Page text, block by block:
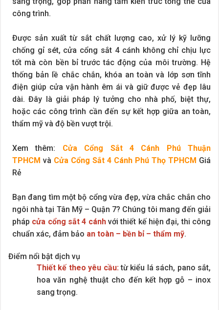
công trình.
Được sản xuất từ sắt chất lượng cao, xử lý kỹ lưỡng
chống gỉ sét, cửa cổng sắt 4 cánh không chỉ chịu lực
tốt mà còn bền bỉ trước tác động của môi trường. Hệ
thống bản lề chắc chắn, khóa an toàn và lớp sơn tĩnh
điện giúp cửa vận hành êm ái và giữ được vẻ đẹp lâu
dài. Đây là giải pháp lý tưởng cho nhà phố, biệt thự,
hoặc các công trình cần đến sự kết hợp giữa an toàn,
thẩm mỹ và độ bền vượt trội.
Xem thêm: Cửa Cổng Sắt 4 Cánh Phú Thuận
TPHCM và Cửa Cổng Sắt 4 Cánh Phú Thọ TPHCM Giá
Rẻ
Bạn đang tìm một bộ cổng vừa đẹp, vừa chắc chắn cho
ngôi nhà tại Tân Mỹ – Quận 7? Chúng tôi mang đến giải
pháp cửa cổng sắt 4 cánhvới thiết kế hiện đại, thi công
chuẩn xác, đảm bảo an toàn – bền bỉ – thẩm mỹ.
Điểm nổi bật dịch vụ
Thiết kế theo yêu cầu:từ kiểu lá sách, pano sắt,
hoa văn nghệ thuật cho đến kết hợp gỗ – inox
sang trọng.